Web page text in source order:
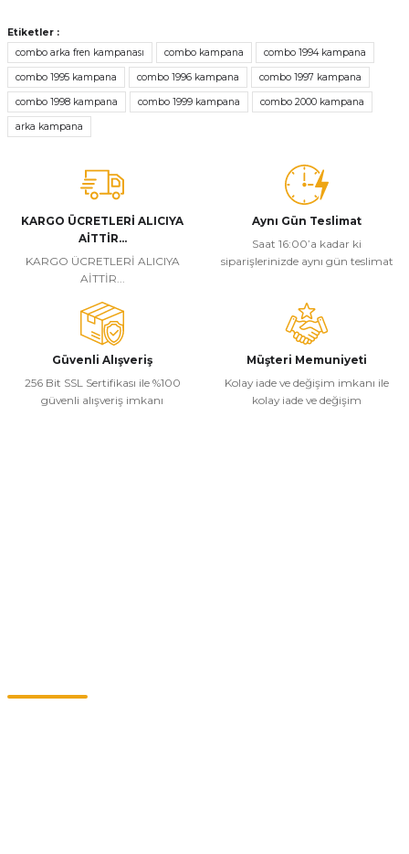
konularda yetersiz gördüğünüz noktaları öneri formunu kullanarak
tarafımıza iletebilirsiniz.
Görüş ve önerileriniz için teşekkür ederiz.
Ürün resmi kalitesiz, bozuk veya görüntülenemiyor.
Ürün açıklamasında eksik bilgiler bulunuyor.
Ürün fiyatı diğer sitelerden daha pahalı.
Bu ürüne benzer farklı alternatifler olmalı.
Etiketler :
combo arka fren kampanası
combo kampana combo 1994 kampana
combo 1995 kampana combo 1996 kampana combo 1997 kampana
combo 1998 kampana combo 1999 kampana combo 2000 kampana
arka kampana
KARGO ÜCRETLERİ ALICIYA
AİTTİR...
KARGO ÜCRETLERİ ALICIYA
AİTTİR...
Aynı Gün Teslimat
Saat 16:00’a kadar ki
siparişlerinizde aynı gün teslimat
Güvenli Alışveriş
256 Bit SSL Sertifikası ile %100
güvenli alışveriş imkanı
Müşteri Memuniyeti
Kolay iade ve değişim imkanı ile
kolay iade ve değişim